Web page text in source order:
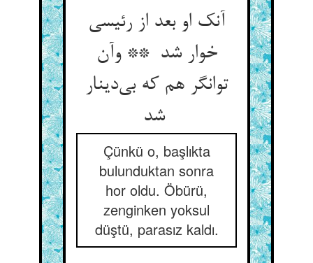
آنک او بعد از رئیسی
خوار شد ** وآن
توانگر هم که بی‌دینار
شد
Çünkü o, başlıkta
bulunduktan sonra
hor oldu. Öbürü,
zenginken yoksul
düştü, parasız kaldı.